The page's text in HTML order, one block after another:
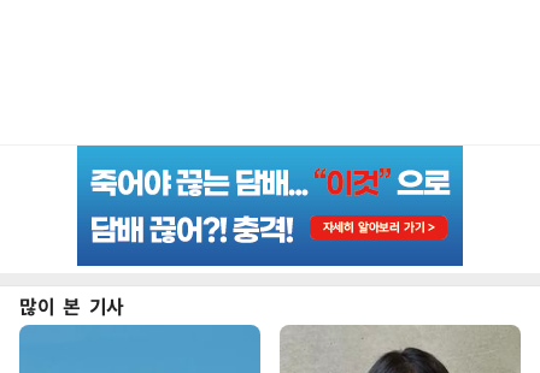
많이 본 기사